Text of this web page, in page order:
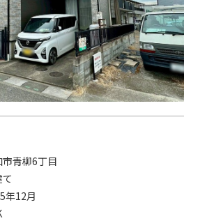
市青柳6丁目
年12月